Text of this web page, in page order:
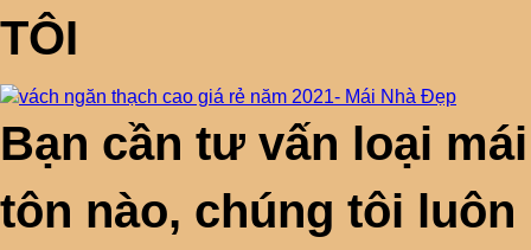
TÔI
Bạn cần tư vấn loại mái
tôn nào, chúng tôi luôn